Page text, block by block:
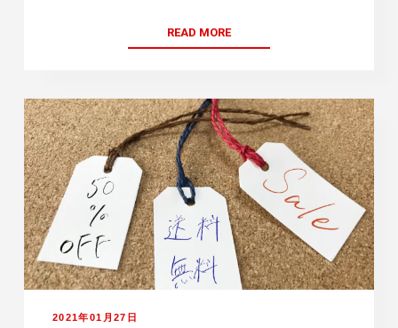
とができます。 うまく活用できれば、
READ MORE
2021年01月27日